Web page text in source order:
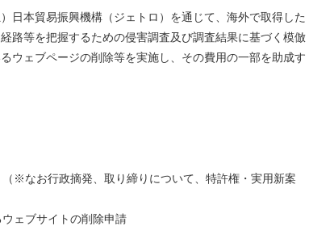
日本貿易振興機構（ジェトロ）を通じて、海外で取得した
路等を把握するための侵害調査及び調査結果に基づく模倣
ウェブページの削除等を実施し、その費用の一部を助成す
※なお行政摘発、取り締りについて、特許権・実用新案
ェブサイトの削除申請